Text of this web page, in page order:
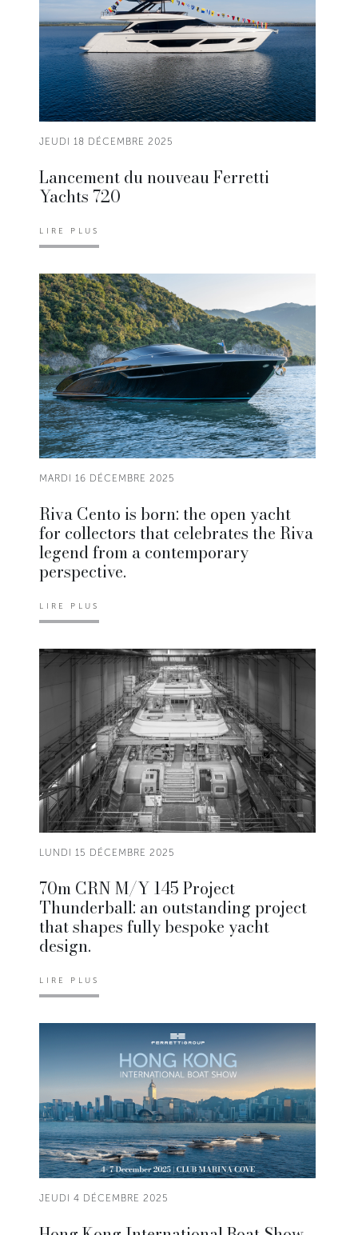
JEUDI 18 DÉCEMBRE 2025
Lancement du nouveau Ferretti
Yachts 720
LIRE PLUS
MARDI 16 DÉCEMBRE 2025
Riva Cento is born: the open yacht
for collectors that celebrates the Riva
legend from a contemporary
perspective.
LIRE PLUS
LUNDI 15 DÉCEMBRE 2025
70m CRN M/Y 145 Project
Thunderball: an outstanding project
that shapes fully bespoke yacht
design.
LIRE PLUS
JEUDI 4 DÉCEMBRE 2025